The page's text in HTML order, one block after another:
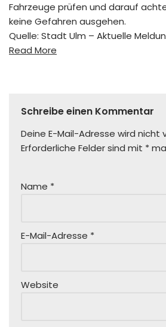
Fahrzeuge prüfen und darauf
keine Gefahren ausgehen.
Quelle: Stadt Ulm – Aktuelle
Read More
Schreibe einen Kommentar
Deine E-Mail-Adresse wird nicht
Erforderliche Felder sind mit *
Name *
E-Mail-Adresse *
Website